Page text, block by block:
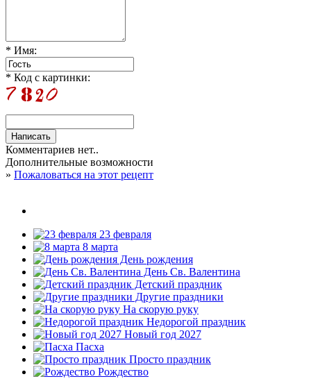
* Имя:
* Код с картинки:
Комментариев нет..
Дополнительные возможности
» Пожаловаться на этот рецепт
23 февраля
8 марта
День рождения
День Св. Валентина
Детский праздник
Другие праздники
На скорую руку
Недорогой праздник
Новый год 2027
Пасха
Просто праздник
Рождество